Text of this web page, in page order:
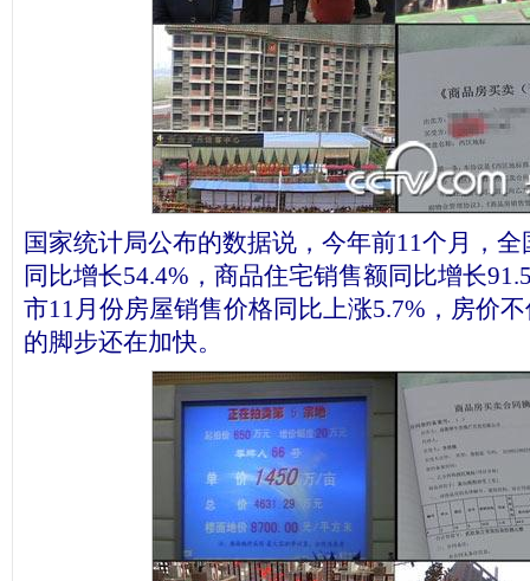
国家统计局公布的数据说，今年前11个月，
同比增长54.4%，商品住宅销售额同比增长
市11月份房屋销售价格同比上涨5.7%，房价
的脚步还在加快。